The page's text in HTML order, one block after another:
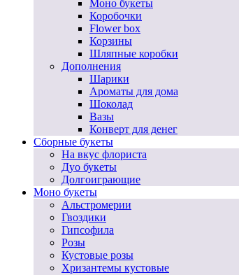
Моно букеты
Коробочки
Flower box
Корзины
Шляпные коробки
Дополнения
Шарики
Ароматы для дома
Шоколад
Вазы
Конверт для денег
Сборные букеты
На вкус флориста
Дуо букеты
Долгоиграющие
Моно букеты
Альстромерии
Гвоздики
Гипсофила
Розы
Кустовые розы
Хризантемы кустовые